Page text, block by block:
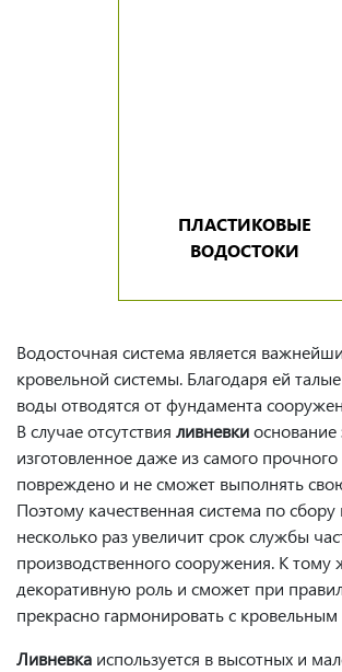
ПЛАСТИКОВЫЕ
ВОДОСТОКИ
Водосточная система является
кровельной системы. Благодаря ей
воды отводятся от фундамента
В случае отсутствия ливневкиоснование
изготовленное даже из самого прочного
повреждено и не сможет выполнять
Поэтому качественная система по
несколько раз увеличит срок службы
производственного сооружения. К тому
декоративную роль и сможет при
прекрасно гармонировать с
Ливневка используется в высотных и